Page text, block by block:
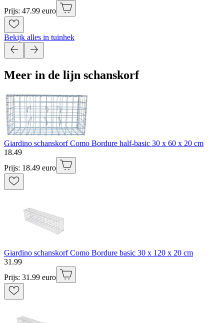
Prijs: 47.99 euro
Bekijk alles in tuinhek
Meer in de lijn schanskorf
Giardino schanskorf Como Bordure half-basic 30 x 60 x 20 cm
18.49
Prijs: 18.49 euro
Giardino schanskorf Como Bordure basic 30 x 120 x 20 cm
31 .99
Prijs: 31.99 euro